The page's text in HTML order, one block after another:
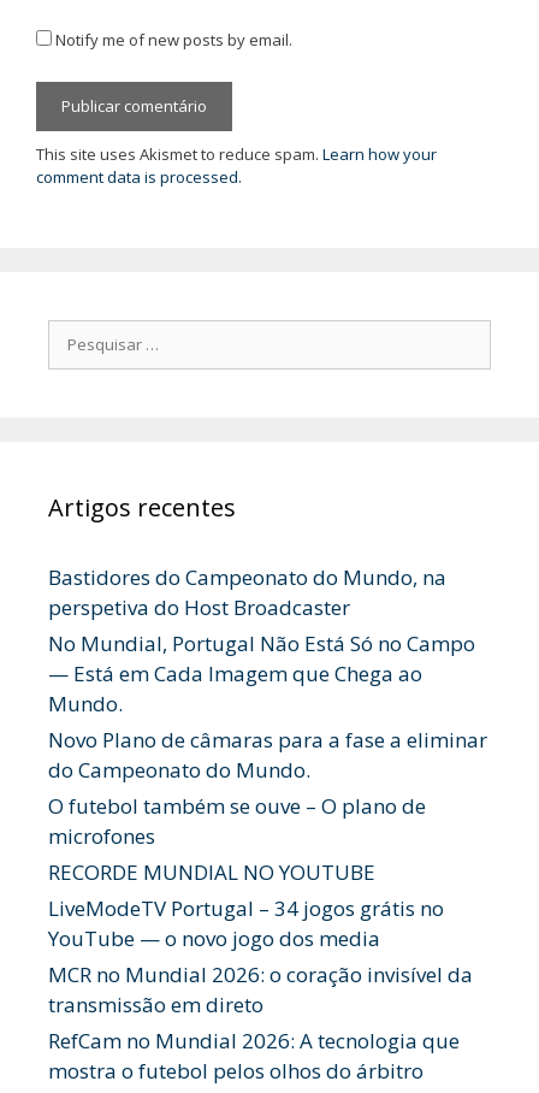
Notify me of new posts by email.
This site uses Akismet to reduce spam. Learn how your
comment data is processed.
Pesquisar
por:
Artigos recentes
Bastidores do Campeonato do Mundo, na
perspetiva do Host Broadcaster
No Mundial, Portugal Não Está Só no Campo
— Está em Cada Imagem que Chega ao
Mundo.
Novo Plano de câmaras para a fase a eliminar
do Campeonato do Mundo.
O futebol também se ouve – O plano de
microfones
RECORDE MUNDIAL NO YOUTUBE
LiveModeTV Portugal – 34 jogos grátis no
YouTube — o novo jogo dos media
MCR no Mundial 2026: o coração invisível da
transmissão em direto
RefCam no Mundial 2026: A tecnologia que
mostra o futebol pelos olhos do árbitro